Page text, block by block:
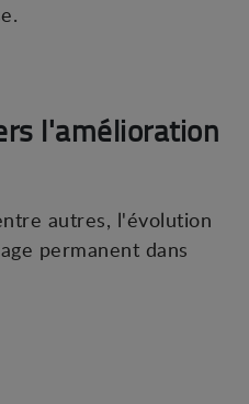
l'amélioration
autres, l'évolution
permanent dans